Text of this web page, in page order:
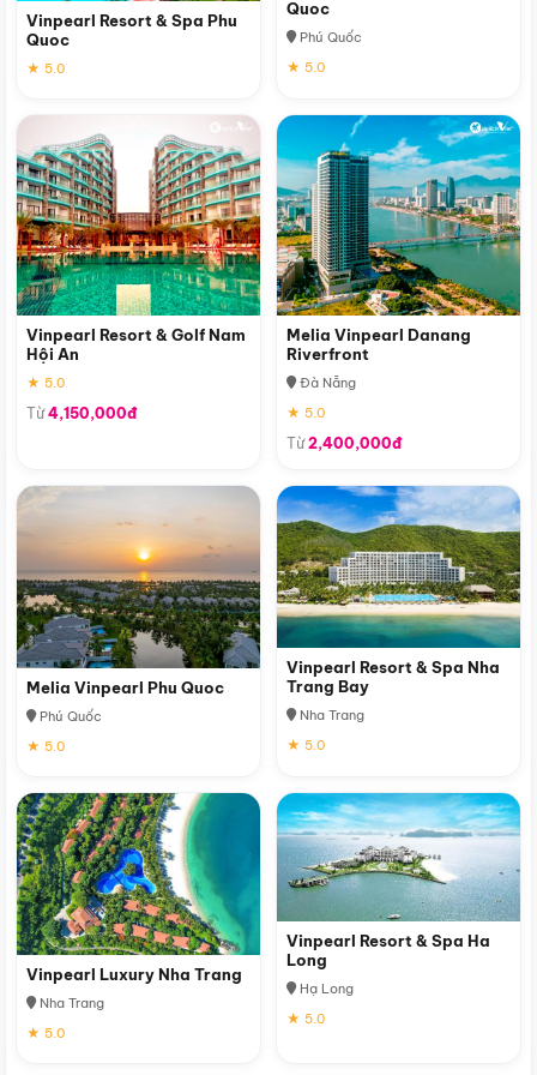
Vinpearl Resort & Spa Phu
Quoc
★ 5.0
Quoc
Phú Quốc
★ 5.0
Vinpearl Resort & Golf Nam
Hội An
★ 5.0
Từ4,150,000đ
Melia Vinpearl Danang
Riverfront
Đà Nẵng
★ 5.0
Từ2,400,000đ
Melia Vinpearl Phu Quoc
Phú Quốc
★ 5.0
Vinpearl Resort & Spa Nha
Trang Bay
Nha Trang
★ 5.0
Vinpearl Luxury Nha Trang
Nha Trang
★ 5.0
Vinpearl Resort & Spa Ha
Long
Hạ Long
★ 5.0